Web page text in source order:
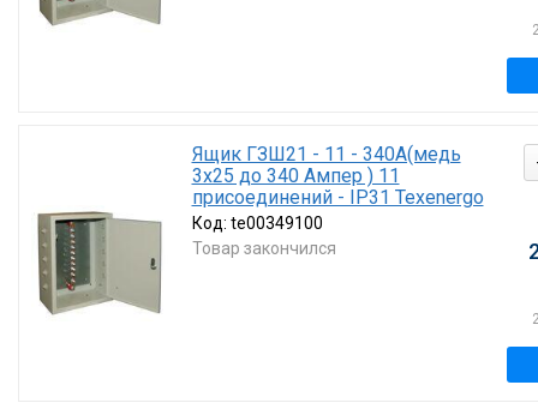
Ящик ГЗШ21 - 11 - 340А(медь
3х25 до 340 Ампер ) 11
присоединений - IP31 Texenergo
Код: te00349100
Товар закончился